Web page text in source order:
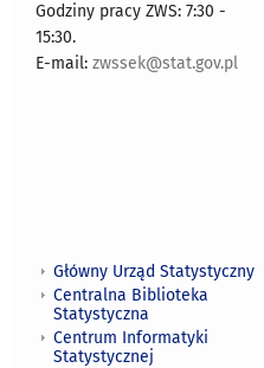
Godziny pracy ZWS: 7:30 -
15:30.
E-mail: zwssek@stat.gov.pl
Główny Urząd Statystyczny
Centralna Biblioteka
Statystyczna
Centrum Informatyki
Statystycznej